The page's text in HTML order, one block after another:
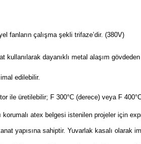
fanların çalışma şekli trifaze’dir. (380V)
kullanılarak dayanıklı metal alaşım
edilebilir.
ile üretilebilir; F 300°C (derece) veya F
korumalı atex belgesi istenilen projeler için
yapısına sahiptir. Yuvarlak kasalı olarak